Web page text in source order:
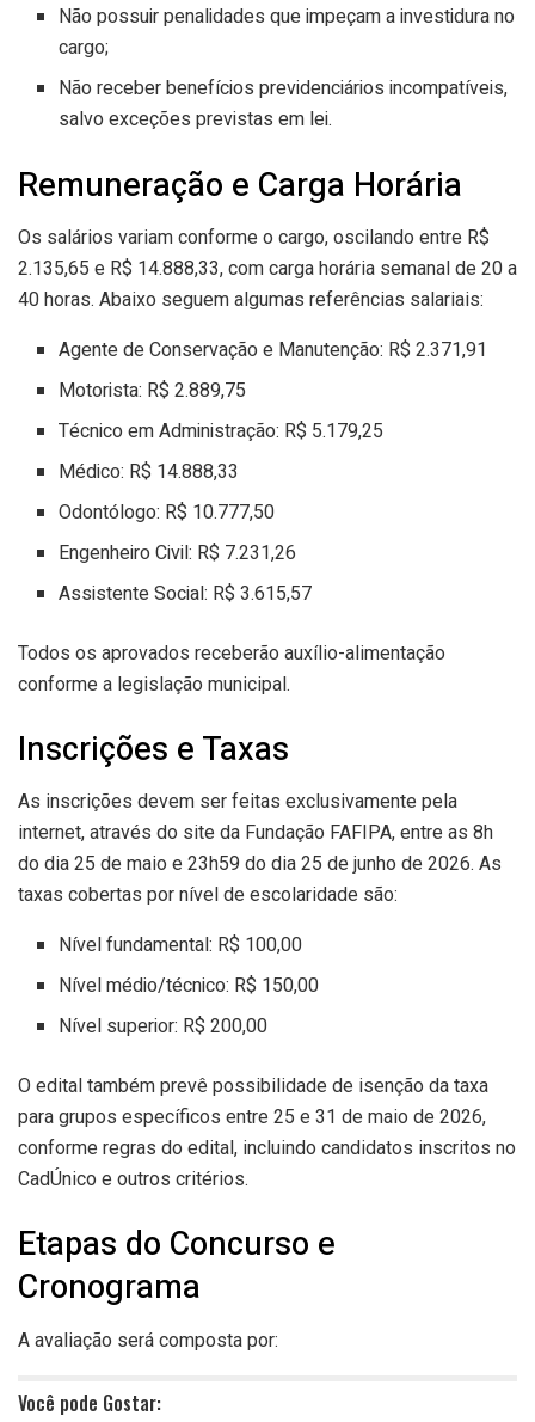
Não possuir penalidades que impeçam a investidura no
cargo;
Não receber benefícios previdenciários incompatíveis,
salvo exceções previstas em lei.
Remuneração e Carga Horária
Os salários variam conforme o cargo, oscilando entre R$
2.135,65 e R$ 14.888,33, com carga horária semanal de 20 a
40 horas. Abaixo seguem algumas referências salariais:
Agente de Conservação e Manutenção: R$ 2.371,91
Motorista: R$ 2.889,75
Técnico em Administração: R$ 5.179,25
Médico: R$ 14.888,33
Odontólogo: R$ 10.777,50
Engenheiro Civil: R$ 7.231,26
Assistente Social: R$ 3.615,57
Todos os aprovados receberão auxílio-alimentação
conforme a legislação municipal.
Inscrições e Taxas
As inscrições devem ser feitas exclusivamente pela
internet, através do site da Fundação FAFIPA, entre as 8h
do dia 25 de maio e 23h59 do dia 25 de junho de 2026. As
taxas cobertas por nível de escolaridade são:
Nível fundamental: R$ 100,00
Nível médio/técnico: R$ 150,00
Nível superior: R$ 200,00
O edital também prevê possibilidade de isenção da taxa
para grupos específicos entre 25 e 31 de maio de 2026,
conforme regras do edital, incluindo candidatos inscritos no
CadÚnico e outros critérios.
Etapas do Concurso e
Cronograma
A avaliação será composta por:
Você pode Gostar: